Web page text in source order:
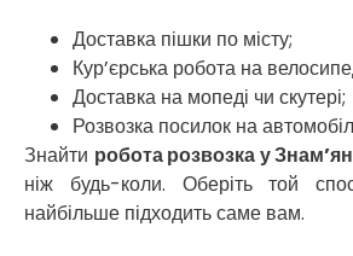
Доставка пішки по місту;
Кур’єрська робота на
Доставка на мопеді чи скутері;
Розвозка посилок на
Знайти робота розвозка у
ніж будь-коли. Оберіть той
найбільше підходить саме вам.
Миколаїв
Нікополь
Новоолександрівка
Новомосковськ
Новосілки
Нововолинськ
Обухів